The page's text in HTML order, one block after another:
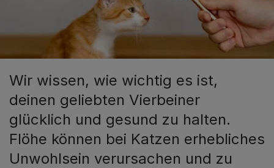
Wir wissen, wie wichtig es ist,
deinen geliebten Vierbeiner
glücklich und gesund zu halten.
Flöhe können bei Katzen erhebliches
Unwohlsein verursachen und zu